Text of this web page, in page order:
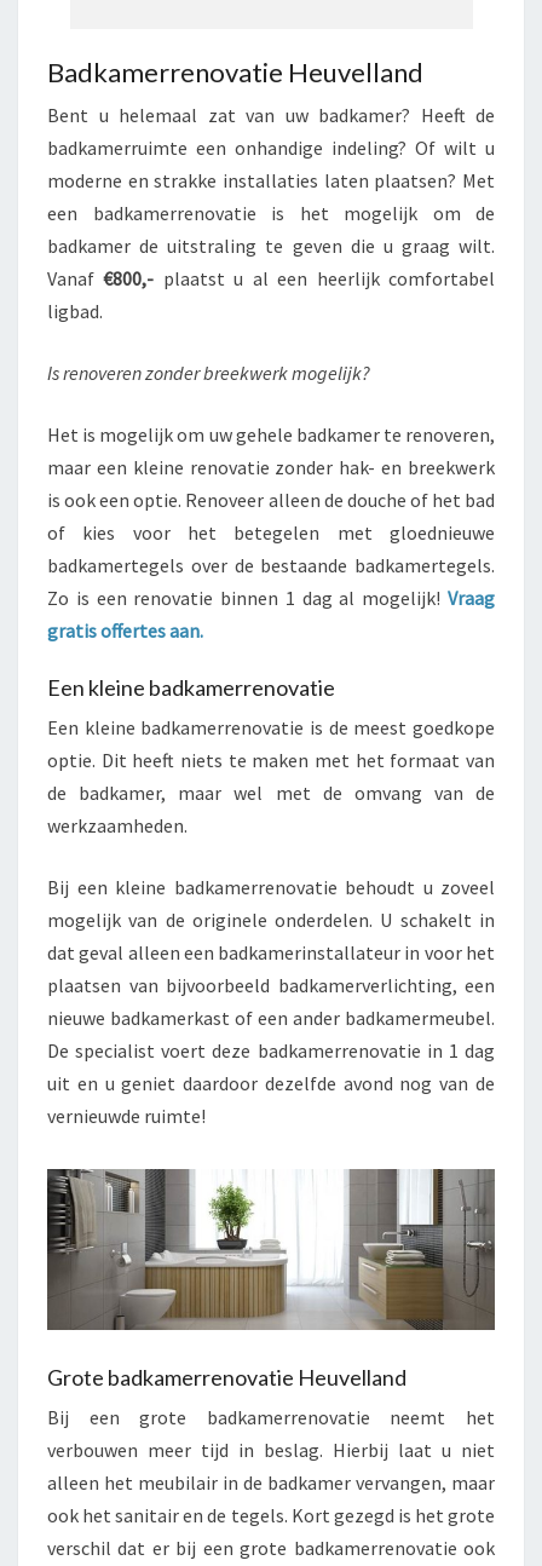
Badkamerrenovatie Heuvelland
Bent u helemaal zat van uw badkamer? Heeft de
badkamerruimte een onhandige indeling? Of wilt u
moderne en strakke installaties laten plaatsen? Met
een badkamerrenovatie is het mogelijk om de
badkamer de uitstraling te geven die u graag wilt.
Vanaf€800,- plaatst u al een heerlijk comfortabel
ligbad.
Is renoveren zonder breekwerk mogelijk?
Het is mogelijk om uw gehele badkamer te renoveren,
maar een kleine renovatie zonder hak- en breekwerk
is ook een optie. Renoveer alleen de douche of het bad
of kies voor het betegelen met gloednieuwe
badkamertegels over de bestaande badkamertegels.
Zo is een renovatie binnen 1 dag al mogelijk! Vraag
gratis offertes aan.
Een kleine badkamerrenovatie
Een kleine badkamerrenovatie is de meest goedkope
optie. Dit heeft niets te maken met het formaat van
de badkamer, maar wel met de omvang van de
werkzaamheden.
Bij een kleine badkamerrenovatie behoudt u zoveel
mogelijk van de originele onderdelen. U schakelt in
dat geval alleen een badkamerinstallateur in voor het
plaatsen van bijvoorbeeld badkamerverlichting, een
nieuwe badkamerkast of een ander badkamermeubel.
De specialist voert deze badkamerrenovatie in 1 dag
uit en u geniet daardoor dezelfde avond nog van de
vernieuwde ruimte!
Grote badkamerrenovatie Heuvelland
Bij een grote badkamerrenovatie neemt het
verbouwen meer tijd in beslag. Hierbij laat u niet
alleen het meubilair in de badkamer vervangen, maar
ook het sanitair en de tegels. Kort gezegd is het grote
verschil dat er bij een grote badkamerrenovatie ook